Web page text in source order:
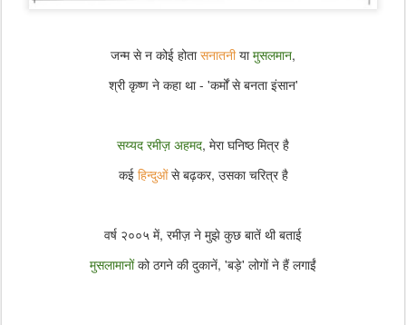
जन्म से न कोई होतासनातनीयामुसलमान,
श्री कृष्ण ने कहा था - 'कर्मों से बनता इंसान'
सय्यद रमीज़ अहमद, मेरा घनिष्ठ मित्र है
कई हिन्दुओंसे बढ़कर, उसका चरित्र है
वर्ष २००५ में, रमीज़ ने मुझे कुछ बातें थी बताई
मुसलामानोंको ठगने की दुकानें, 'बड़े' लोगों ने हैं लगाईं